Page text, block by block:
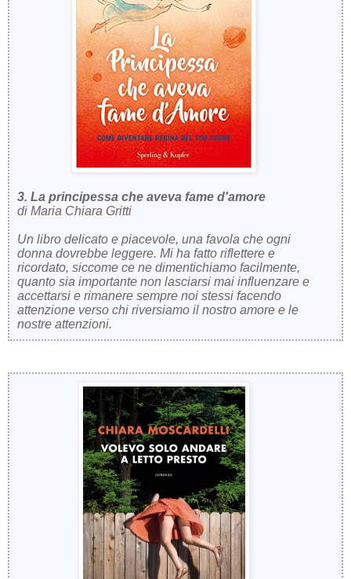
3. La principessa che aveva fame d'amore
di Maria Chiara Gritti
Un libro delicato e piacevole, una favola che ogni
donna dovrebbe leggere. Mi ha fatto riflettere e
ricordato, siccome ce ne dimentichiamo facilmente,
quanto sia importante non lasciarsi mai influenzare e
accettarsi e rimanere sempre noi stessi facendo
attenzione verso chi riversiamo il nostro amore e le
nostre attenzioni.